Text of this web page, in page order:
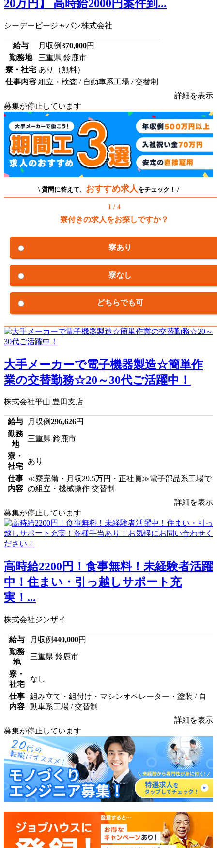
20万円】 高時給2000円案件到...
シーデーピージャパン株式会社
給与 月収例370,000円
勤務地
三重県 鈴鹿市
寮・社宅 あり（無料）
仕事内容 組立・検査 / 自動車系工場 / 交替制
詳細を表示
募集が停止しています
\ 質問に答えて、 おすすめ求人 をチェック！ /
1 / 4
寮付きの求人をお探しですか？
寮あり
寮なし
どちらでも可
大手メーカーで電子機器製造☆簡単作
業の交替勤務☆20～30代ご活躍中！
株式会社平山 豊田支店
給与 月収例296,626円
勤務
地
三重県 鈴鹿市
寮・
社宅
あり
仕事
内容
≪寮完備・月収29.5万円・正社員≫電子部品系工場で
の組立・機械操作 交替制
詳細を表示
募集が停止しています
高時給2200円！食事無料！未経験者活躍
中！住まい・引っ越しサポート充
実！...
株式会社ジンザイ
給与 月収例440,000円
勤務
地
三重県 鈴鹿市
寮・
社宅
なし
仕事
内容
組み立て・組付け・マシンオペレーター・塗装 / 自
動車系工場 / 交替制
詳細を表示
募集が停止しています